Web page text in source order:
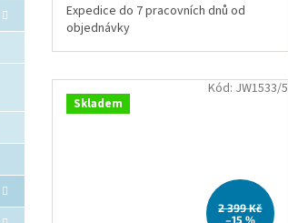
Expedice do 7 pracovních dnů od
objednávky
Skladem
2 399 Kč
–15 %
Kód: JW1533/5